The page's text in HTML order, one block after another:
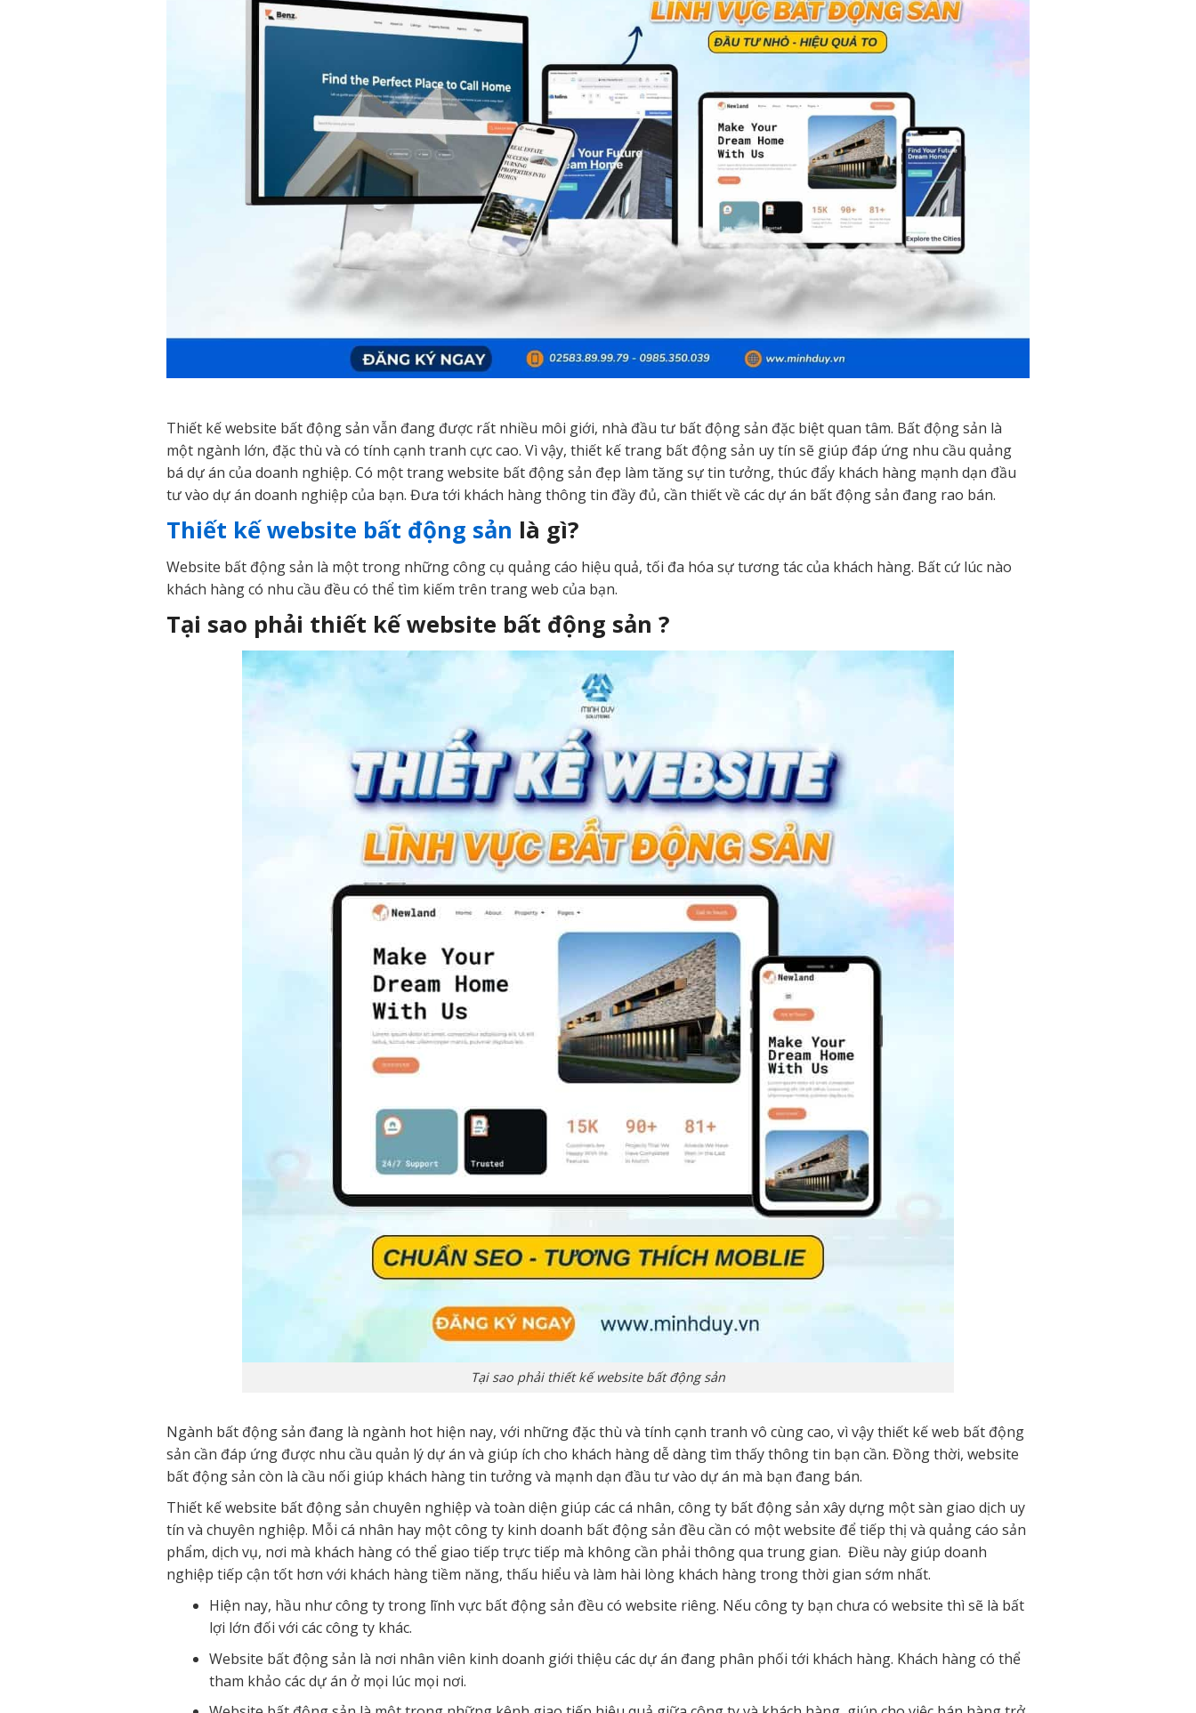
Thiết kế website bất động sản vẫn đang được rất nhiều môi giới, nhà đầu tư bất động sản đặc biệt quan tâm. Bất động sản là
một ngành lớn, đặc thù và có tính cạnh tranh cực cao. Vì vậy, thiết kế trang bất động sản uy tín sẽ giúp đáp ứng nhu cầu quảng
bá dự án của doanh nghiệp. Có một trang website bất động sản đẹp làm tăng sự tin tưởng, thúc đẩy khách hàng mạnh dạn đầu
tư vào dự án doanh nghiệp của bạn. Đưa tới khách hàng thông tin đầy đủ, cần thiết về các dự án bất động sản đang rao bán.
Thiết kế website bất động sản là gì?
Website bất động sản là một trong những công cụ quảng cáo hiệu quả, tối đa hóa sự tương tác của khách hàng. Bất cứ lúc nào
khách hàng có nhu cầu đều có thể tìm kiếm trên trang web của bạn.
Tại sao phải thiết kế website bất động sản ?
Tại sao phải thiết kế website bất động sản
Ngành bất động sản đang là ngành hot hiện nay, với những đặc thù và tính cạnh tranh vô cùng cao, vì vậy thiết kế web bất động
sản cần đáp ứng được nhu cầu quản lý dự án và giúp ích cho khách hàng dễ dàng tìm thấy thông tin bạn cần. Đồng thời, website
bất động sản còn là cầu nối giúp khách hàng tin tưởng và mạnh dạn đầu tư vào dự án mà bạn đang bán.
Thiết kế website bất động sản chuyên nghiệp và toàn diện giúp các cá nhân, công ty bất động sản xây dựng một sàn giao dịch uy
tín và chuyên nghiệp. Mỗi cá nhân hay một công ty kinh doanh bất động sản đều cần có một website để tiếp thị và quảng cáo sản
phẩm, dịch vụ, nơi mà khách hàng có thể giao tiếp trực tiếp mà không cần phải thông qua trung gian. Điều này giúp doanh
nghiệp tiếp cận tốt hơn với khách hàng tiềm năng, thấu hiểu và làm hài lòng khách hàng trong thời gian sớm nhất.
Hiện nay, hầu như công ty trong lĩnh vực bất động sản đều có website riêng. Nếu công ty bạn chưa có website thì sẽ là bất
lợi lớn đối với các công ty khác.
Website bất động sản là nơi nhân viên kinh doanh giới thiệu các dự án đang phân phối tới khách hàng. Khách hàng có thể
tham khảo các dự án ở mọi lúc mọi nơi.